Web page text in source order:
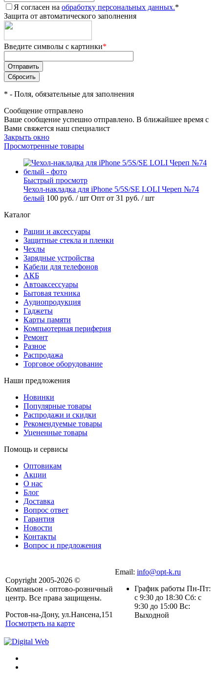
Я согласен на обработку персональных данных.*
Защита от автоматического заполнения
Введите символы с картинки*
* - Поля, обязательные для заполнения
Сообщение отправлено
Ваше сообщение успешно отправлено. В ближайшее время с
Вами свяжется наш специалист
Закрыть окно
Просмотренные товары
Быстрый просмотр
Чехол-накладка для iPhone 5/5S/SE LOLI Череп №74
белый 100 руб. / шт Опт от 31 руб. / шт
Каталог
Рации и аксессуары
Защитные стекла и пленки
Чехлы
Зарядные устройства
Кабели для телефонов
АКБ
Автоаксессуары
Бытовая техника
Аудиопродукция
Гаджеты
Карты памяти
Компьютерная периферия
Ремонт
Разное
Распродажа
Торговое оборудование
Наши предложения
Новинки
Популярные товары
Распродажи и скидки
Рекомендуемые товары
Уцененные товары
Помощь и сервисы
Оптовикам
Акции
О нас
Блог
Доставка
Вопрос ответ
Гарантия
Новости
Контакты
Вопрос и предложения
Copyright 2005-2026 ©
Компаньон - оптово-розничный
центр. Все права защищены.
Ростов-на-Дону, ул.Нансена,151
Посмотреть на карте
Email: info@opt-k.ru
График работы Пн-Пт:
с 9:30 до 18:30 Сб: с
9:30 до 15:00 Вс:
Выходной